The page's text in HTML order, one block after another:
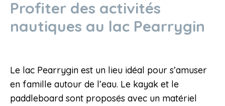
Profiter des activités
nautiques au lac Pearrygin
Le lac Pearrygin est un lieu idéal pour s’amuser
en famille autour de l’eau. Le kayak et le
paddleboard sont proposés avec un matériel